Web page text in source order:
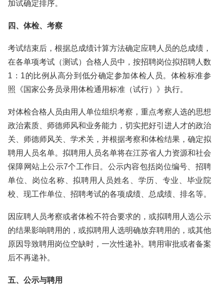
加试确定排序。
四、体检、考察
考试结束后，根据总成绩计算方法确定应聘人员的总成绩，
在各单项考试（测试）合格人员中，按招聘岗位拟招聘人数
1：1的比例从高分到低分确定参加体检人员。体检标准参
照《国家公务员录用体检通用标准（试行）》执行。
对体检合格人员由用人单位组织考察，重点考察人选的思想
政治素质、师德师风和业务能力，切实把好引进人才的政治
关、师德师风关、学术关，并根据考察和体检结果，确定拟
聘用人员名单。拟聘用人员名单将在江苏省人力资源和社会
保障网站上公示7个工作日。公示内容包括岗位编号、招聘
单位、岗位名称、拟聘用人员姓名、学历、专业、毕业院
校、现工作单位、招聘考试的各项成绩、总成绩、排名等。
因应聘人员考察或者体检不符合要求的，或拟聘用人选公示
的结果影响聘用的，或拟聘用人选明确放弃聘用的，或其他
原因导致聘用岗位空缺时，一次性递补。聘用审批或者备案
后不再递补。
五、公示与聘用